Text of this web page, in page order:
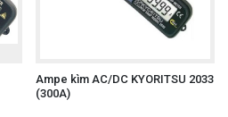
Ampe kìm AC/DC KYORITSU 2033
(300A)